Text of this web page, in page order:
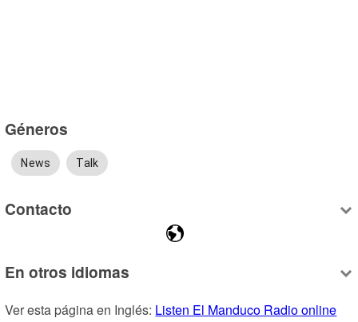
Géneros
News Talk
Contacto
En otros idiomas
Ver esta página en Inglés: Listen El Manduco Radio online